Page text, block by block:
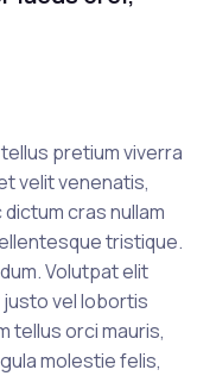
pretium viverra
velit venenatis,
cras nullam
tristique.
Volutpat elit
vel lobortis
tellus orci mauris,
molestie felis,